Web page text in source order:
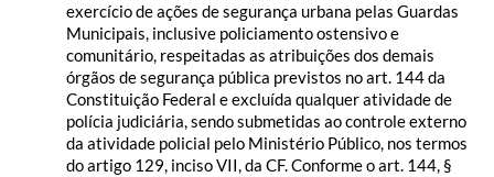
exercício de ações de segurança urbana pelas Guardas
Municipais, inclusive policiamento ostensivo e
comunitário, respeitadas as atribuições dos demais
órgãos de segurança pública previstos no art. 144 da
Constituição Federal e excluída qualquer atividade de
polícia judiciária, sendo submetidas ao controle externo
da atividade policial pelo Ministério Público, nos termos
do artigo 129, inciso VII, da CF. Conforme o art. 144, §